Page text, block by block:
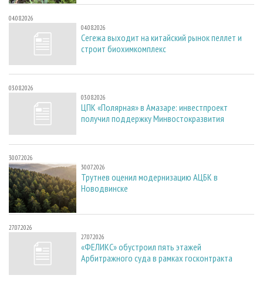
04.08.2026
04.08.2026
Сегежа выходит на китайский рынок пеллет и
строит биохимкомплекс
03.08.2026
03.08.2026
ЦПК «Полярная» в Амазаре: инвестпроект
получил поддержку Минвостокразвития
30.07.2026
30.07.2026
Трутнев оценил модернизацию АЦБК в
Новодвинске
27.07.2026
27.07.2026
«ФЕЛИКС» обустроил пять этажей
Арбитражного суда в рамках госконтракта